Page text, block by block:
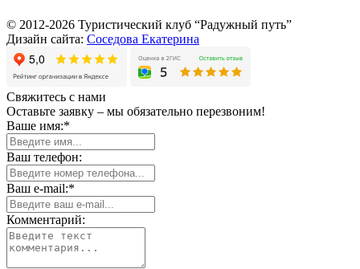
© 2012-2026 Туристический клуб “Радужный путь”
Дизайн сайта: Соседова Екатерина
Свяжитесь с нами
Оставьте заявку – мы обязательно перезвоним!
Ваше имя:*
Ваш телефон:
Ваш e-mail:*
Комментарий: